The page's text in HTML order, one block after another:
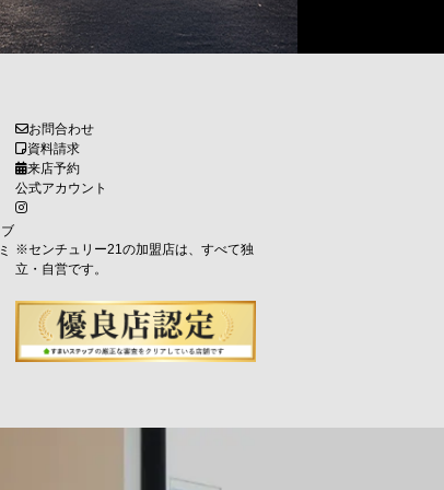
ブ
お問合わせ
資料請求
来店予約
公式アカウント
※センチュリー21の加盟店は、すべて独
立・自営です。